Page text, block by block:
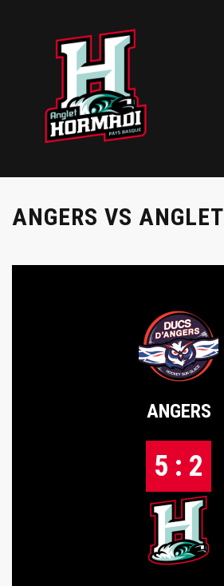
ANGERS VS ANGLET
ANGERS
5 : 2